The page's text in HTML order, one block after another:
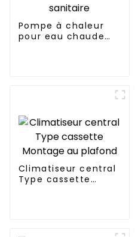
Pompe à chaleur
pour eau chaude
Climatiseur central
Type cassette